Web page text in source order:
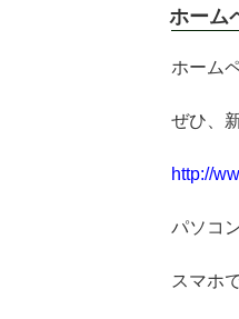
稿
日:
ホーム
ホーム
ぜひ、
http://
パソコ
スマホ